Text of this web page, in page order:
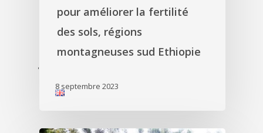
'
pour améliorer la fertilité
des sols, régions
montagneuses sud Ethiopie
8 septembre 2023